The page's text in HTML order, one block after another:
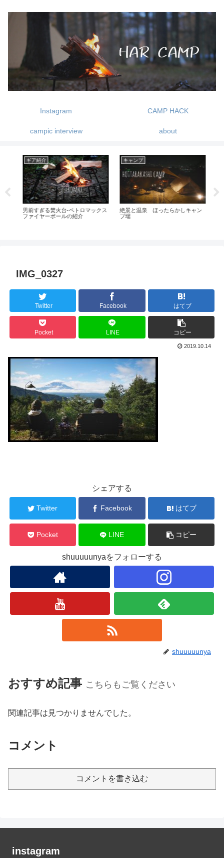
Instagram CAMP HACK
campic interview about
ギア紹介
男前すぎる焚火台-ペトロマックス
ファイヤーボールの紹介
キャンプ
絶景と温泉 ほったらかしキャン
プ場
IMG_0327
Twitter Facebook はてブ
Pocket LINE コピー
2019.10.14
シェアする
Twitter Facebook はてブ
Pocket LINE コピー
shuuuuunyaをフォローする
shuuuuunya
おすすめ記事 こちらもご覧ください
関連記事は見つかりませんでした。
コメント
コメントを書き込む
instagram